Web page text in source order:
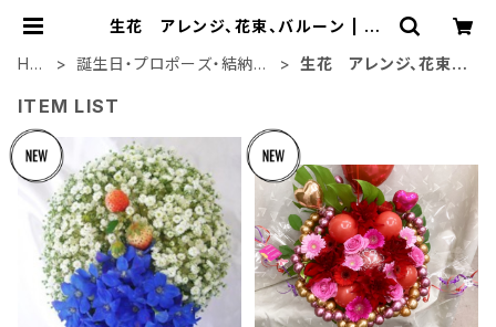
生花 アレンジ、花束、バルーン | so
HO
誕生日・プロポーズ・結納・
生花 アレンジ、花束、
ITEM LIST